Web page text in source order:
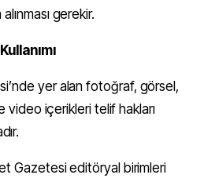
gerekir.
yer alan fotoğraf, görsel,
video içerikleri telif hakları
Gazetesi editöryal birimleri